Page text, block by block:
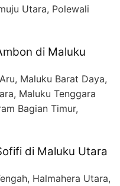
Utara, Polewali
di Maluku
Maluku Barat Daya,
Maluku Tenggara
Bagian Timur,
di Maluku Utara
Halmahera Utara,